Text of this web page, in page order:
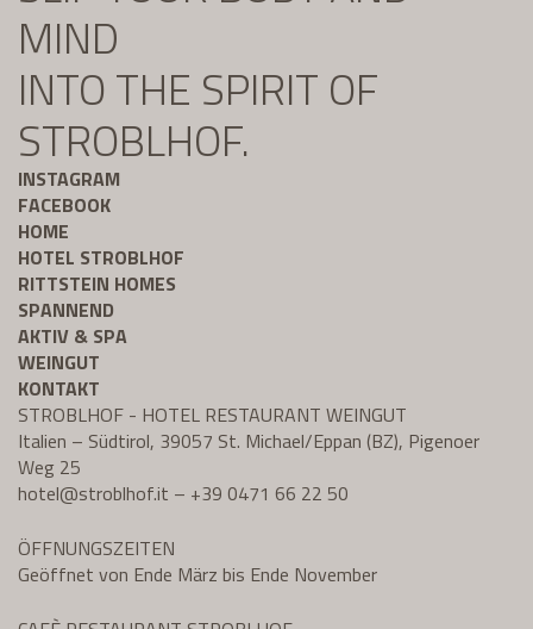
MIND
INTO THE SPIRIT OF
STROBLHOF.
INSTAGRAM
FACEBOOK
HOME
HOTEL STROBLHOF
RITTSTEIN HOMES
SPANNEND
AKTIV & SPA
WEINGUT
KONTAKT
STROBLHOF - HOTEL RESTAURANT WEINGUT
Italien – Südtirol, 39057 St. Michael/Eppan (BZ), Pigenoer
Weg 25
hotel@stroblhof.it – +39 0471 66 22 50
ÖFFNUNGSZEITEN
Geöffnet von Ende März bis Ende November